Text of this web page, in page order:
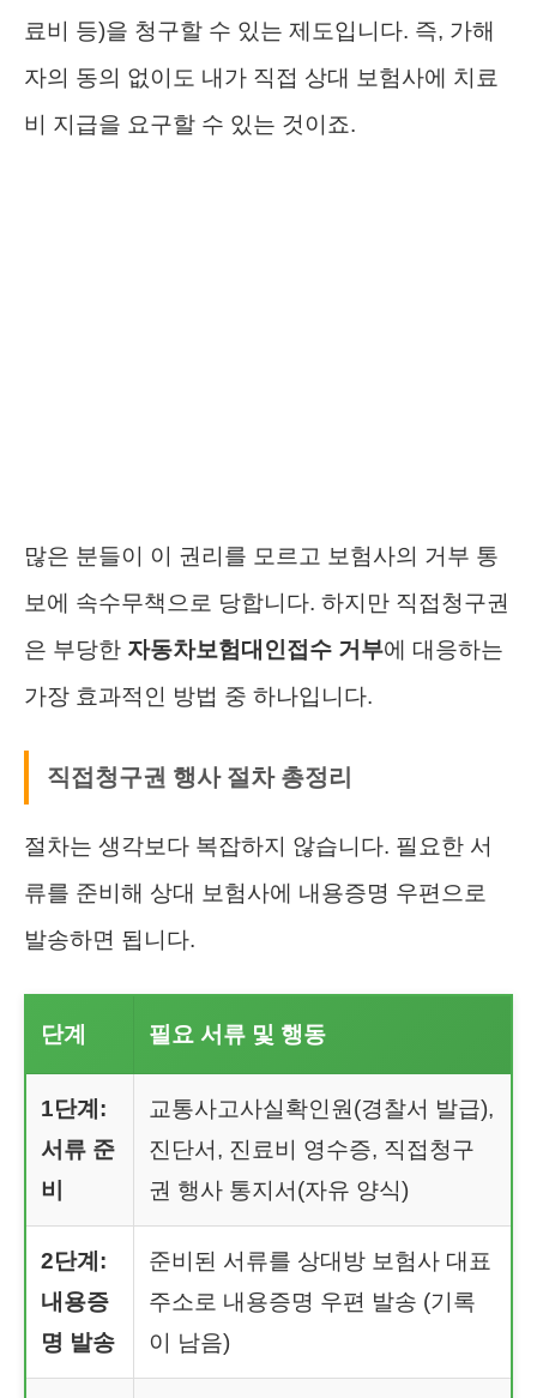
료비 등)을 청구할 수 있는 제도입니다. 즉, 가해
자의 동의 없이도 내가 직접 상대 보험사에 치료
비 지급을 요구할 수 있는 것이죠.
많은 분들이 이 권리를 모르고 보험사의 거부 통
보에 속수무책으로 당합니다. 하지만 직접청구권
은 부당한 자동차보험대인접수 거부에 대응하는
가장 효과적인 방법 중 하나입니다.
직접청구권 행사 절차 총정리
절차는 생각보다 복잡하지 않습니다. 필요한 서
류를 준비해 상대 보험사에 내용증명 우편으로
발송하면 됩니다.
단계 필요 서류 및 행동
1단계:
서류 준
비
교통사고사실확인원(경찰서 발급),
진단서, 진료비 영수증, 직접청구
권 행사 통지서(자유 양식)
2단계:
내용증
명 발송
준비된 서류를 상대방 보험사 대표
주소로 내용증명 우편 발송 (기록
이 남음)